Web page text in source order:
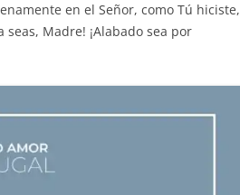
en el Señor, como Tú hiciste,
Madre! ¡Alabado sea por